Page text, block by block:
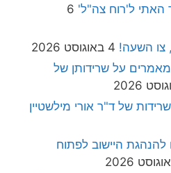
האתי ל'רוח צה"ל' 6
צו השעה! 4 באוגוסט 2026
על שרידותן של
של ד"ר אורי מילשטיין
היישוב לפתוח